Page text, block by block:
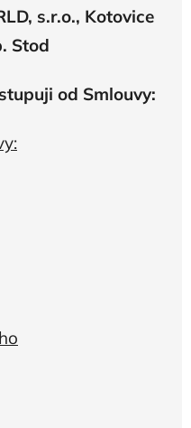
s.r.o., Kotovice
Stod
od Smlouvy: